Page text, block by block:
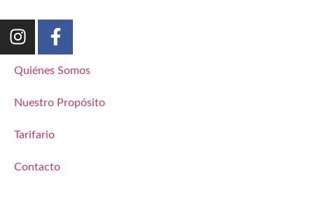
Quiénes Somos
Nuestro Propósito
Tarifario
Contacto